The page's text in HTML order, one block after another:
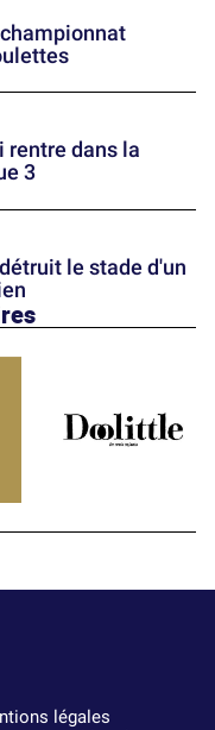
rentre dans la
3
le stade d'un
légales